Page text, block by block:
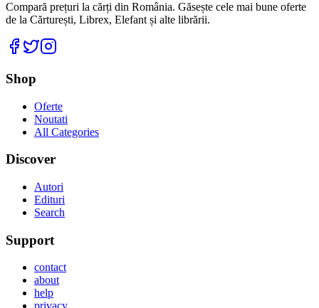
Compară prețuri la cărți din România. Găsește cele mai bune oferte
de la Cărturești, Librex, Elefant și alte librării.
Facebook
Twitter
Shop
Oferte
Noutati
All Categories
Discover
Autori
Edituri
Search
Support
contact
about
help